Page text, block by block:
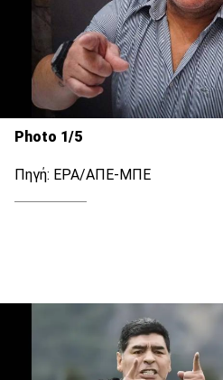
Photo 1/5
Πηγή: EPA/ΑΠΕ-ΜΠΕ